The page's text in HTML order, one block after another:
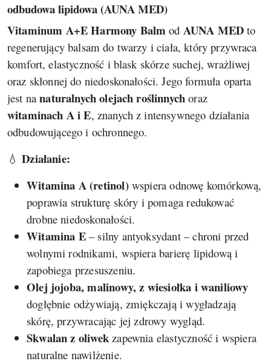
odbudowa lipidowa (AUNA MED)
Vitaminum A+E Harmony Balm od AUNA MED to
regenerujący balsam do twarzy i ciała, który przywraca
komfort, elastyczność i blask skórze suchej, wrażliwej
oraz skłonnej do niedoskonałości. Jego formuła oparta
jest nanaturalnych olejach roślinnych oraz
witaminach A i E, znanych z intensywnego działania
odbudowującego i ochronnego.
💧Działanie:
Witamina A (retinol)wspiera odnowę komórkową,
poprawia strukturę skóry i pomaga redukować
drobne niedoskonałości.
Witamina E– silny antyoksydant – chroni przed
wolnymi rodnikami, wspiera barierę lipidową i
zapobiega przesuszeniu.
Olej jojoba, malinowy, z wiesiołka i waniliowy
dogłębnie odżywiają, zmiękczają i wygładzają
skórę, przywracając jej zdrowy wygląd.
Skwalan z oliwek zapewnia elastyczność i wspiera
naturalne nawilżenie.